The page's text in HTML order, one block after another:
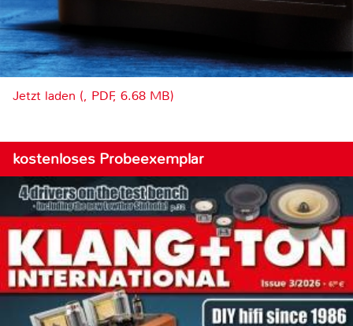
Jetzt laden (, PDF, 6.68 MB)
kostenloses Probeexemplar